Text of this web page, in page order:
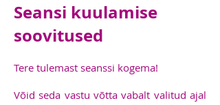
Seansi kuulamise
soovitused
Tere tulemast seanssi kogema!
Võid seda vastu võtta vabalt valitud ajal